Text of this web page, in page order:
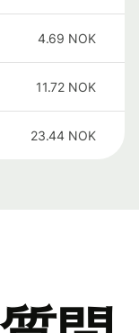
4.69 NOK
11.72 NOK
23.44 NOK